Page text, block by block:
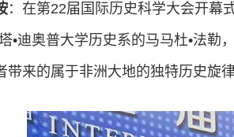
：在第22届国际历史科学大会开
•迪奥普大学历史系的马马杜•法
带来的属于非洲大地的独特历史旋律